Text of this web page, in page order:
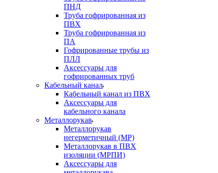
ПНД
Труба гофрированная из
ПВХ
Труба гофрированная из
ПА
Гофрированные трубы из
ПЛЛ
Аксессуары для
гофрированных труб
Кабельный канал
Кабельный канал из ПВХ
Аксессуары для
кабельного канала
Металлорукав
Металлорукав
негерметичный (МР)
Металлорукав в ПВХ
изоляции (МРПИ)
Аксессуары для